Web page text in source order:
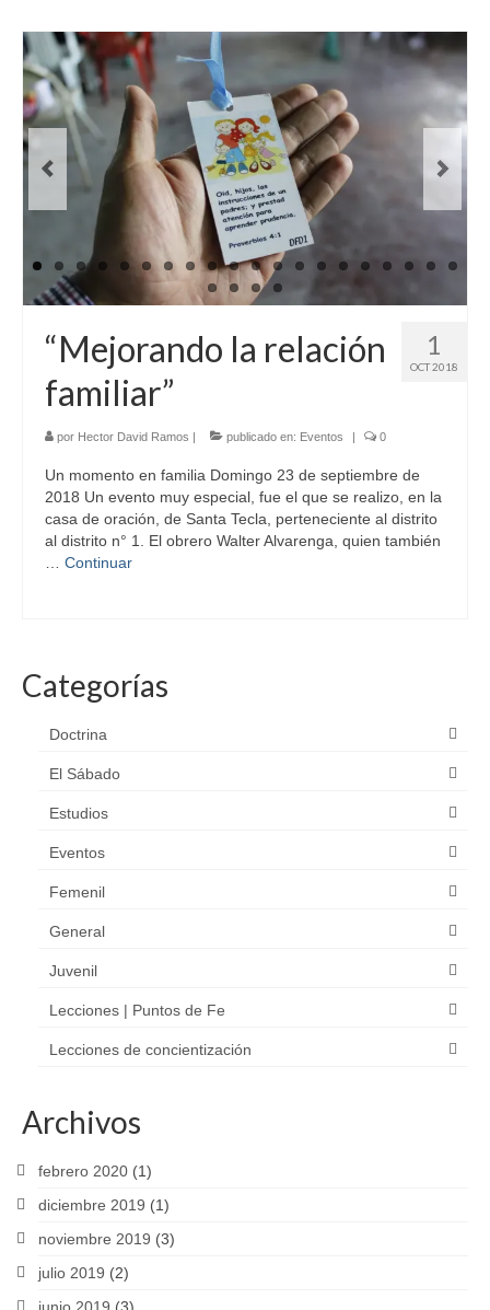
1
OCT 2018
“Mejorando la relación
familiar”
por Hector David Ramos | publicado en: Eventos | 0
Un momento en familia Domingo 23 de septiembre de
2018 Un evento muy especial, fue el que se realizo, en la
casa de oración, de Santa Tecla, perteneciente al distrito
al distrito n° 1. El obrero Walter Alvarenga, quien también
Continuar
Categorías
Doctrina
El Sábado
Estudios
Eventos
Femenil
General
Juvenil
Lecciones | Puntos de Fe
Lecciones de concientización
Archivos
febrero 2020 (1)
diciembre 2019 (1)
noviembre 2019 (3)
julio 2019 (2)